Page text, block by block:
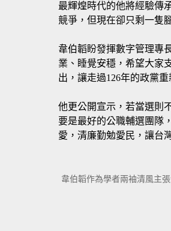
最輝煌時代的他將經驗傳
競爭，但現在卻只剩一隻
韋伯韜盼發揮數字管理專
業、睡覺安穩，希望大家
出，讓走過126年的政黨重
他更公開宣示，若當選則
要是最好的公職輔選團隊
愛，清廉勤勉愛民，讓台
韋伯韜作為學者兩袖清風主